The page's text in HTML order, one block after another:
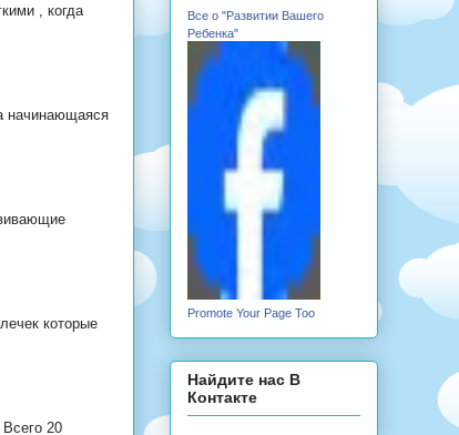
, когда
начинающаяся
которые
20
Все о "Развитии Вашего
Ребенка"
Promote Your Page Too
Найдите нас В
Контакте